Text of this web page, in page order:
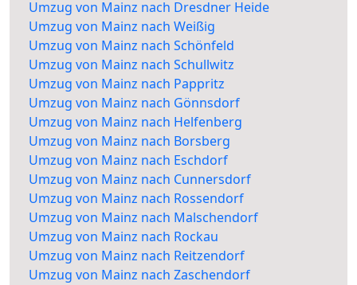
Umzug von Mainz nach Dresdner Heide
Umzug von Mainz nach Weißig
Umzug von Mainz nach Schönfeld
Umzug von Mainz nach Schullwitz
Umzug von Mainz nach Pappritz
Umzug von Mainz nach Gönnsdorf
Umzug von Mainz nach Helfenberg
Umzug von Mainz nach Borsberg
Umzug von Mainz nach Eschdorf
Umzug von Mainz nach Cunnersdorf
Umzug von Mainz nach Rossendorf
Umzug von Mainz nach Malschendorf
Umzug von Mainz nach Rockau
Umzug von Mainz nach Reitzendorf
Umzug von Mainz nach Zaschendorf